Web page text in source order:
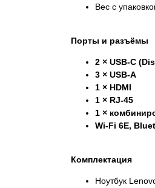
Вес с
Порты и разъёмы
2 × USB-C
3 × USB-A
1 × HDMI
1 × RJ-45
1 ×
Wi-Fi 6E,
Комплектация
Ноутбук